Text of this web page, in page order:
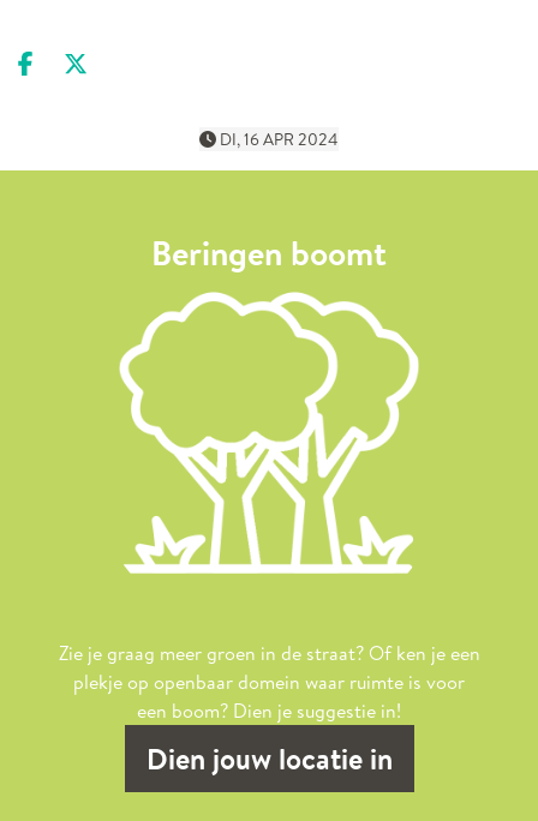
Deel op facebook
Deel op X
DI, 16 APR 2024
Beringen boomt
Zie je graag meer groen in de straat? Of ken je een
plekje op openbaar domein waar ruimte is voor
een boom? Dien je suggestie in!
Dien jouw locatie in